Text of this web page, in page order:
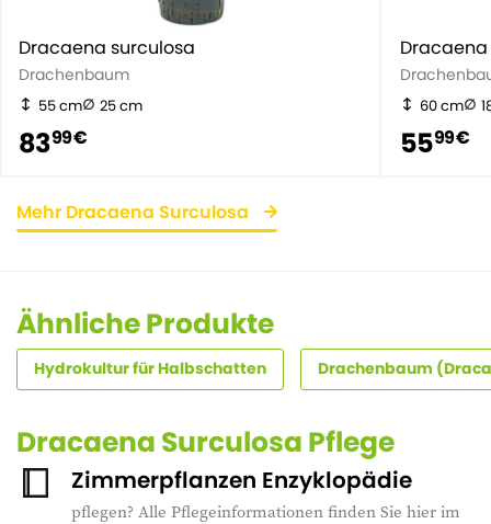
Dracaena surculosa
Drachenbaum
55 cm 25 cm
8399 €
60 cm
5599 €
Mehr Dracaena Surculosa
Ähnliche Produkte
Hydrokultur für Halbschatten Drachenbaum
Dracaena Surculosa Pflege
Zimmerpflanzen Enzyklopädie
pflegen? Alle Pflegeinformationen finden Sie hier im